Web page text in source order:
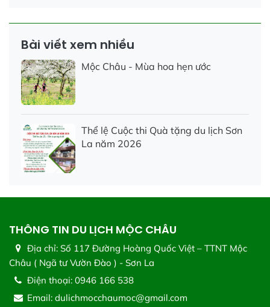
Bài viết xem nhiều
Mộc Châu - Mùa hoa hẹn ước
Thể lệ Cuộc thi Quà tặng du lịch Sơn
La năm 2026
THÔNG TIN DU LỊCH MỘC CHÂU
Địa chỉ: Số 117 Đường Hoàng Quốc Việt – TTNT Mộc
Châu ( Ngã tư Vườn Đào ) - Sơn La
Điện thoại: 0946 166 538
Email: dulichmocchaumoc@gmail.com